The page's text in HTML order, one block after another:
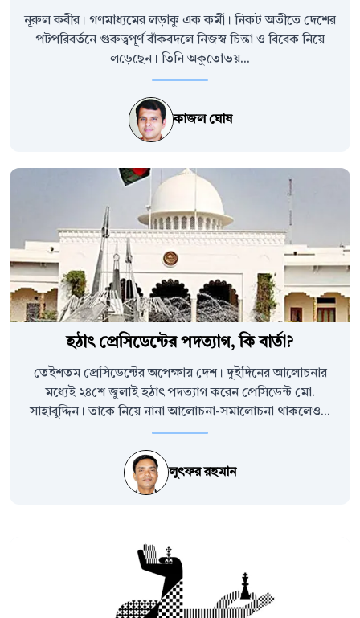
নূরুল কবীর। গণমাধ্যমের লড়াকু এক কর্মী। নিকট অতীতে দেশের
পটপরিবর্তনে গুরুত্বপূর্ণ বাঁকবদলে নিজস্ব চিন্তা ও বিবেক নিয়ে
লড়েছেন। তিনি অকুতোভয়...
কাজল ঘোষ
হঠাৎ প্রেসিডেন্টের পদত্যাগ, কি বার্তা?
তেইশতম প্রেসিডেন্টের অপেক্ষায় দেশ। দুইদিনের আলোচনার
মধ্যেই ২৪শে জুলাই হঠাৎ পদত্যাগ করেন প্রেসিডেন্ট মো.
সাহাবুদ্দিন। তাকে নিয়ে নানা আলোচনা-সমালোচনা থাকলেও...
লুৎফর রহমান